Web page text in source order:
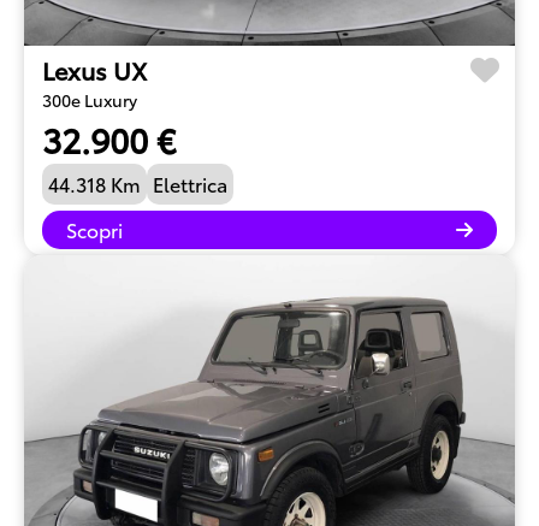
Lexus UX
300e Luxury
32.900 €
44.318 Km Elettrica
Scopri